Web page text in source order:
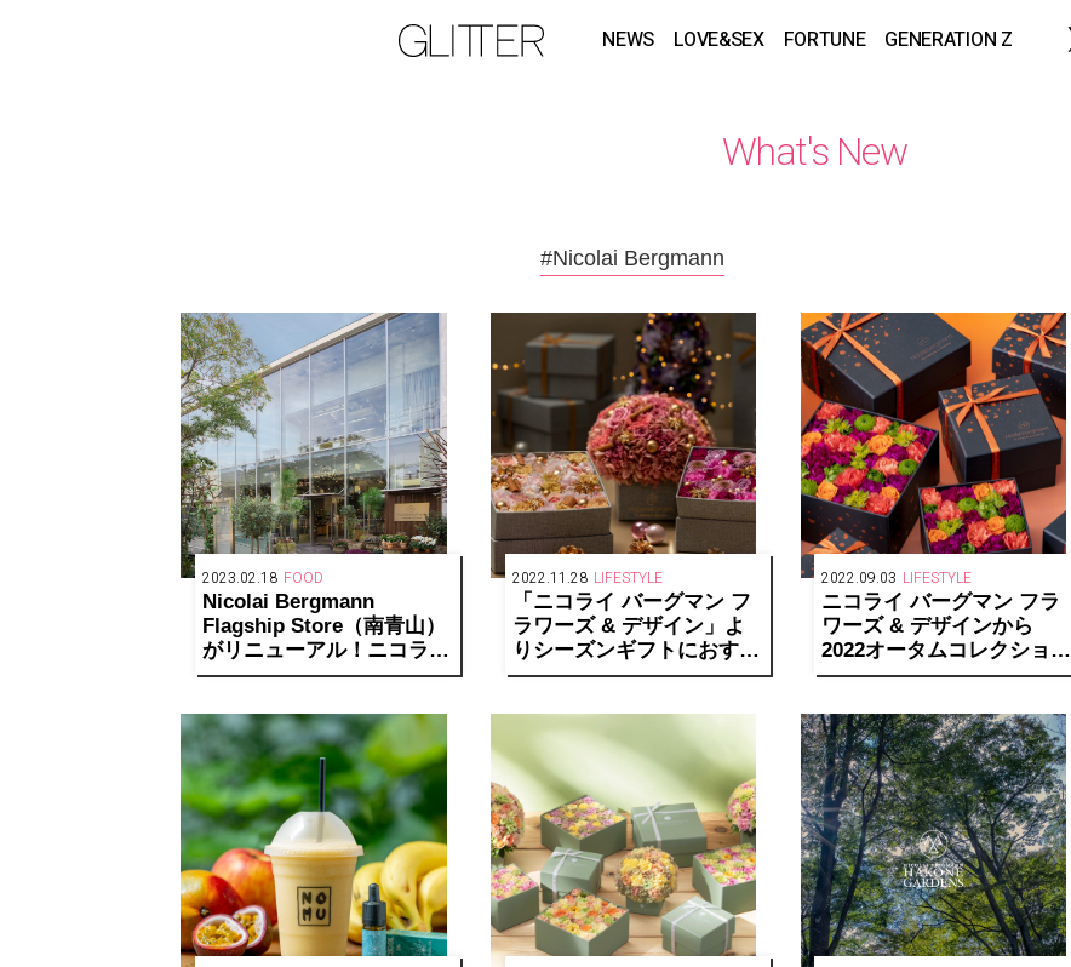
NEWS LOVE&SEX FORTUNE GENERATION Z
What's New
#Nicolai Bergmann
2023.02.18 FOOD
Nicolai Bergmann
Flagship Store（南青山）
がリニューアル！ニコライ
がDIYで作り上げたスカン
に
2022.11.28 LIFESTYLE
「ニコライ バーグマン フ
ラワーズ & デザイン」よ
りシーズンギフトにおすす
めのツイードパターンBOX
2022.09.03 LIFESTYLE
ニコライ バーグマン フラ
ワーズ & デザインから
2022オータムコレクション
が登場